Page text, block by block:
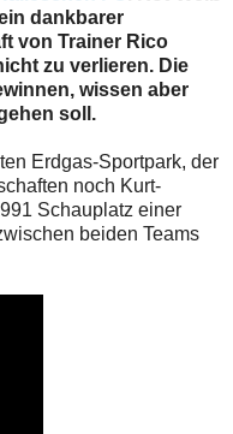
dankbarer
von Trainer Rico
zu verlieren. Die
wissen aber
soll.
Erdgas-Sportpark, der
noch Kurt-
Schauplatz einer
beiden Teams